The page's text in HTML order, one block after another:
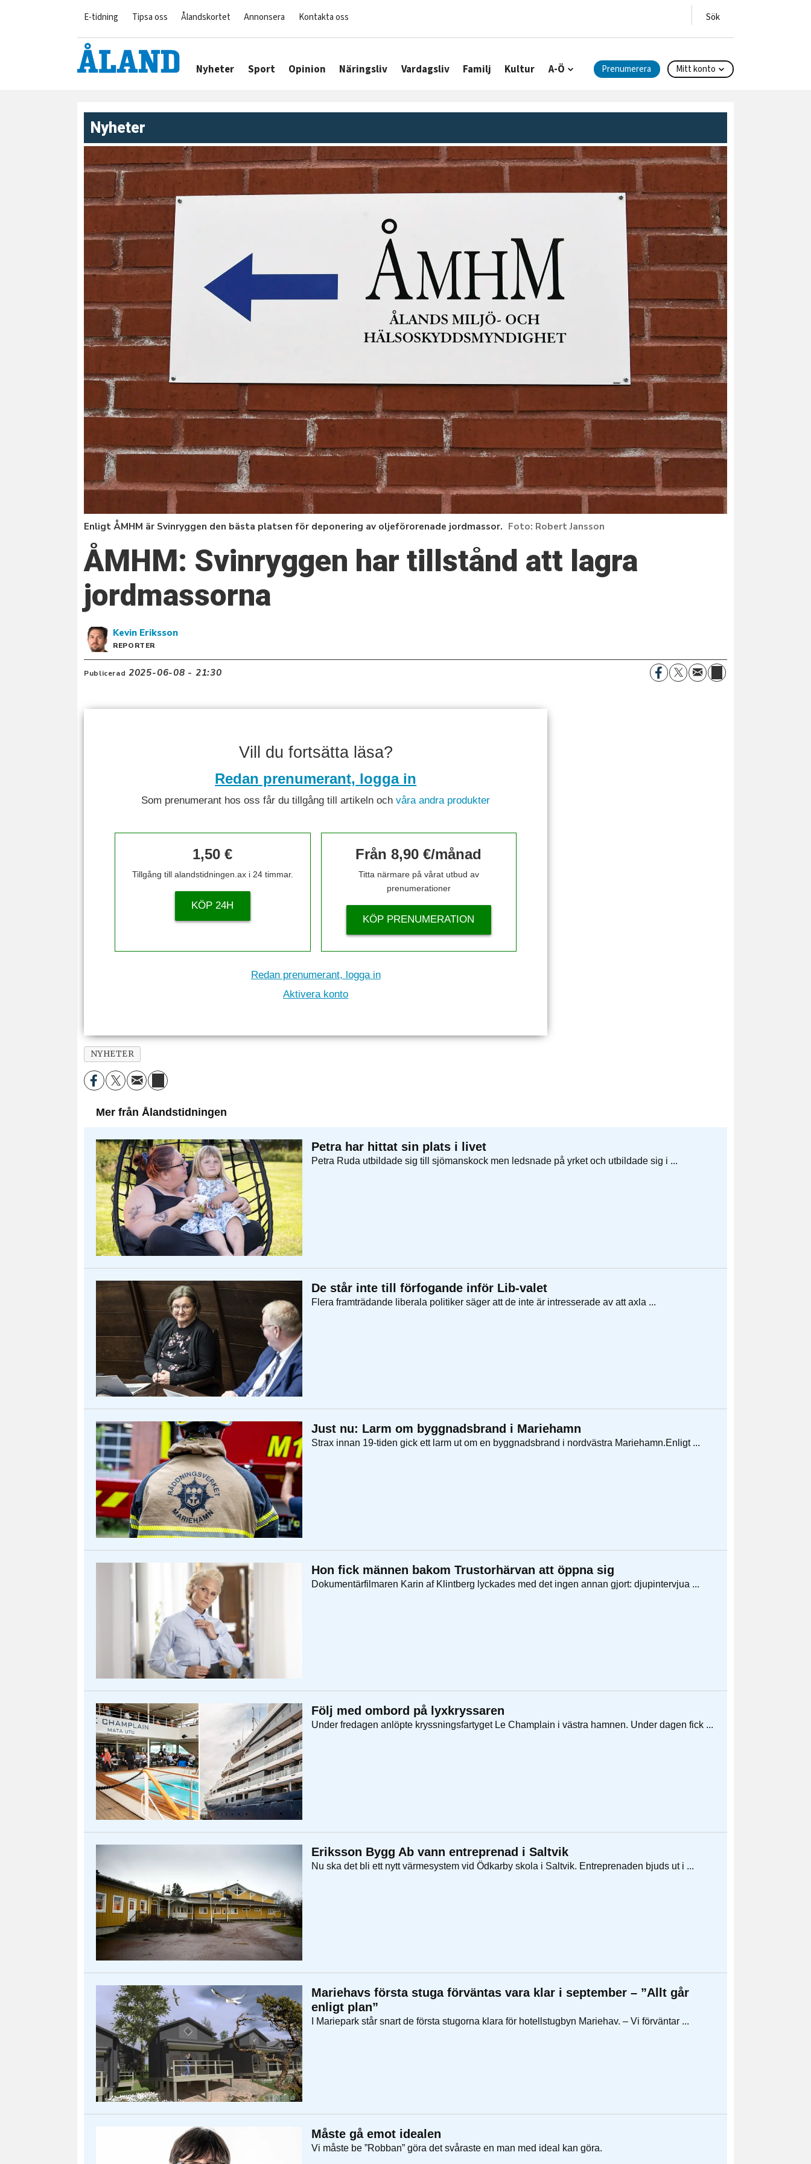
E-tidning Tipsa oss Ålandskortet Annonsera Kontakta oss
Nyheter Sport Opinion Näringsliv Vardagsliv Familj Kultur A-Ö Prenumerera Mitt konto
Nyheter
Enligt ÅMHM är Svinryggen den bästa platsen för deponering av oljeförorenade jordmassor. Robert Jansson
ÅMHM: Svinryggen har tillstånd att lagra
jordmassorna
Kevin Eriksson
REPORTER
Publicerad 2025-06-08 - 21:30
Vill du fortsätta läsa?
Redan prenumerant, logga in
Som prenumerant hos oss får du tillgång till artikeln ochvåra andra produkter
1,50 €
Tillgång till alandstidningen.ax i 24 timmar.
KÖP 24H
Från 8,90 €/månad
Titta närmare på vårat utbud av
prenumerationer
KÖP PRENUMERATION
Redan prenumerant, logga in
Aktivera konto
NYHETER